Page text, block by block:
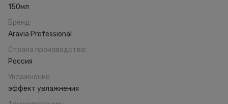
150мл
Бренд:
Aravia Professional
Страна производства:
Россия
Увлажнение:
эффект увлажнения